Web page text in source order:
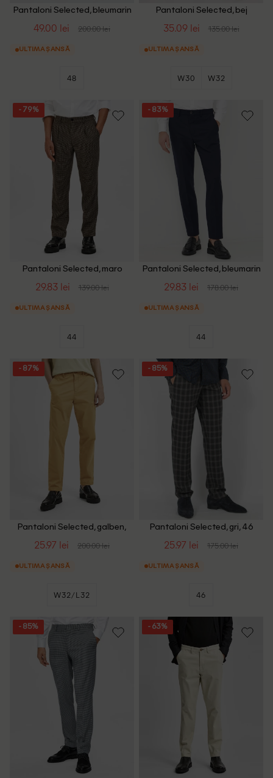
Pantaloni Selected, bleumarin
49.00 lei 200.00 lei
ULTIMA ȘANSĂ
48
Pantaloni Selected, bej
35.09 lei 135.00 lei
ULTIMA ȘANSĂ
W30 W32
- 79%
Pantaloni Selected, maro
29.83 lei 139.00 lei
ULTIMA ȘANSĂ
44
- 83%
Pantaloni Selected, bleumarin
29.83 lei 178.00 lei
ULTIMA ȘANSĂ
44
- 87%
Pantaloni Selected, galben,
25.97 lei 200.00 lei
ULTIMA ȘANSĂ
W32/L32
- 85%
Pantaloni Selected, gri, 46
25.97 lei 175.00 lei
ULTIMA ȘANSĂ
46
- 85% - 63%